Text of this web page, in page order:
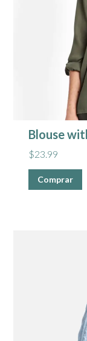
Blouse
$23.99
Comprar